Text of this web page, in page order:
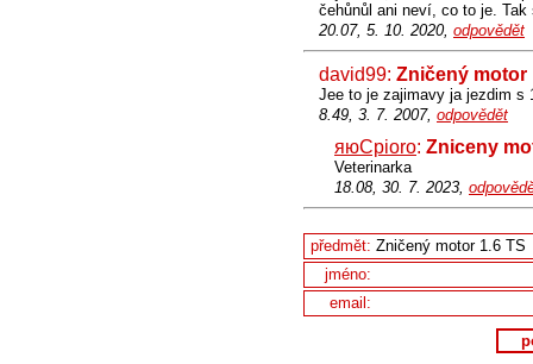
čehůnůl ani neví, co to je.
20.07, 5. 10. 2020, odpovědět
david99: Zničený motor
Jee to je zajimavy ja jezdim s
8.49, 3. 7. 2007, odpovědět
яюCpioro: Zniceny
Veterinarka
18.08, 30. 7. 2023,
předmět:
jméno:
email: